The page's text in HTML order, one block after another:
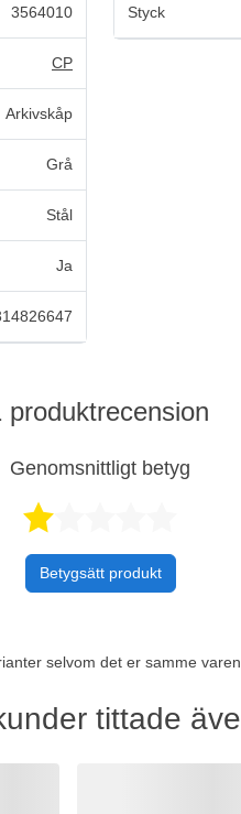
3564010
CP
Arkivskåp
Grå
Stål
Ja
Styck
produktrecension
Genomsnittligt betyg
Betygsätt produkt
selvom det er samme
tittade